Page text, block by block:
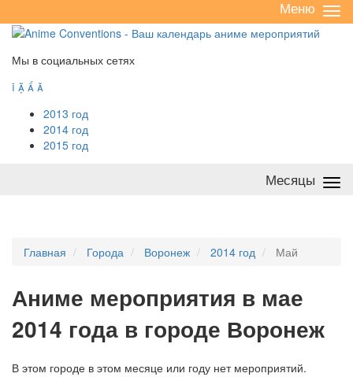
/
Меню
Мы в социальных сетях
   
2013 год
2014 год
2015 год
Месяцы
Главная Города Воронеж 2014 год Май
Аниме мероприятия в мае
2014 года в городе Воронеж
В этом городе в этом месяце или году нет мероприятий.